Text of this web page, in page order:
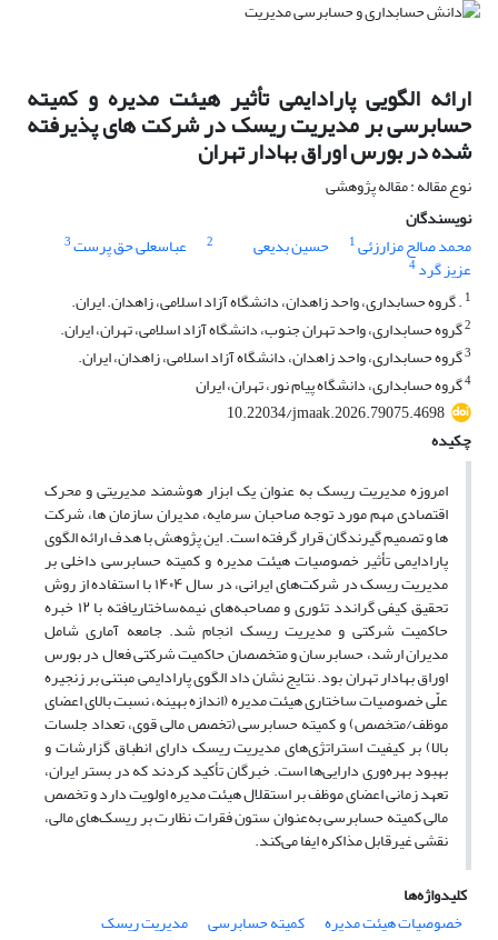
ارائه الگویی پارادایمی تأثیر هیئت مدیره و کمیته‌
حسابرسی بر مدیریت ریسک در شرکت های پذیرفته
شده در بورس اوراق بهادار تهران
نوع مقاله : مقاله پژوهشی
نویسندگان
محمد صالح مزارزئی1 حسین بدیعی 2 عباسعلی حق پرست3
عزیز گرد4
1 . گروه حسابداری، واحد زاهدان، دانشگاه آزاد اسلامی، زاهدان. ایران.
2گروه حسابداری، واحد تهران جنوب، دانشگاه آزاد اسلامی، تهران، ایران.
3گروه حسابداری، واحد زاهدان، دانشگاه آزاد اسلامی، زاهدان، ایران.
4گروه حسابداری، دانشگاه پیام نور، تهران، ایران
10.22034/jmaak.2026.79075.4698
چکیده
امروزه مدیریت ریسک به عنوان یک ابزار هوشمند مدیریتی و محرک
اقتصادی مهم مورد توجه صاحبان سرمایه، مدیران سازمان ها، شرکت
ها و تصمیم گیرندگان قرار گرفته است. این پژوهش با هدف ارائه الگوی
پارادایمی تأثیر خصوصیات هیئت مدیره و کمیته حسابرسی داخلی بر
مدیریت ریسک در شرکت‌های ایرانی، در سال ۱۴۰۴ با استفاده از روش
تحقیق کیفی گراندد تئوری و مصاحبه‌های نیمه‌ساختاریافته با ۱۲ خبره
حاکمیت شرکتی و مدیریت ریسک انجام شد. جامعه آماری شامل
مدیران ارشد، حسابرسان و متخصصان حاکمیت شرکتی فعال در بورس
اوراق بهادار تهران بود. نتایج نشان داد الگوی پارادایمی مبتنی بر زنجیره
علّی خصوصیات ساختاری هیئت مدیره (اندازه بهینه، نسبت بالای اعضای
موظف/متخصص) و کمیته حسابرسی (تخصص مالی قوی، تعداد جلسات
بالا) بر کیفیت استراتژی‌های مدیریت ریسک دارای انطباق گزارشات و
بهبود بهره‌وری دارایی‌ها است. خبرگان تأکید کردند که در بستر ایران،
تعهد زمانی اعضای موظف بر استقلال هیئت مدیره اولویت دارد و تخصص
مالی کمیته حسابرسی به‌عنوان ستون فقرات نظارت بر ریسک‌های مالی،
نقشی غیرقابل مذاکره ایفا می‌کند.
کلیدواژه‌ها
خصوصیات هیئت مدیره
کمیته‌ حسابرسی مدیریت ریسک